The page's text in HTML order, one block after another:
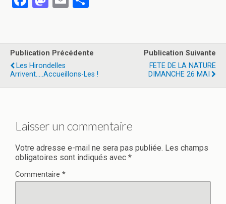
b
o
o
o
d
o
g
Publication Précédente
Les Hirondelles
Arrivent…..accueillons-Les !
Publication Suivante
FETE DE LA NATURE
DIMANCHE 26 MAI
Laisser un commentaire
Votre adresse e-mail ne sera pas publiée. Les champs
obligatoires sont indiqués avec *
Commentaire *